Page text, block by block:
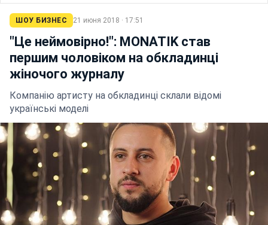
ШОУ БИЗНЕС 21 июня 2018 · 17:51
"Це неймовірно!": MONATIK став
першим чоловіком на обкладинці
жіночого журналу
Компанію артисту на обкладинці склали відомі
українські моделі